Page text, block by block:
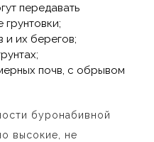
передавать
и их берегов;
почв, с обрывом
буронабивной
высокие, не